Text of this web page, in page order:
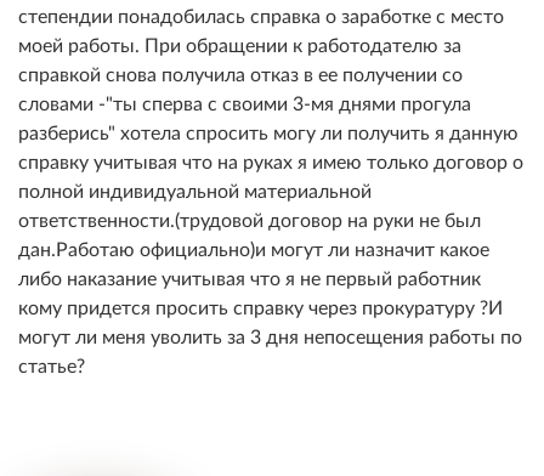
степендии понадобилась справка о заработке с место
моей работы. При обращении к работодателю за
справкой снова получила отказ в ее получении со
словами -"ты сперва с своими 3-мя днями прогула
разберись" хотела спросить могу ли получить я данную
справку учитывая что на руках я имею только договор о
полной индивидуальной материальной
ответственности.(трудовой договор на руки не был
дан.Работаю официально)и могут ли назначит какое
либо наказание учитывая что я не первый работник
кому придется просить справку через прокуратуру ?И
могут ли меня уволить за 3 дня непосещения работы по
статье?